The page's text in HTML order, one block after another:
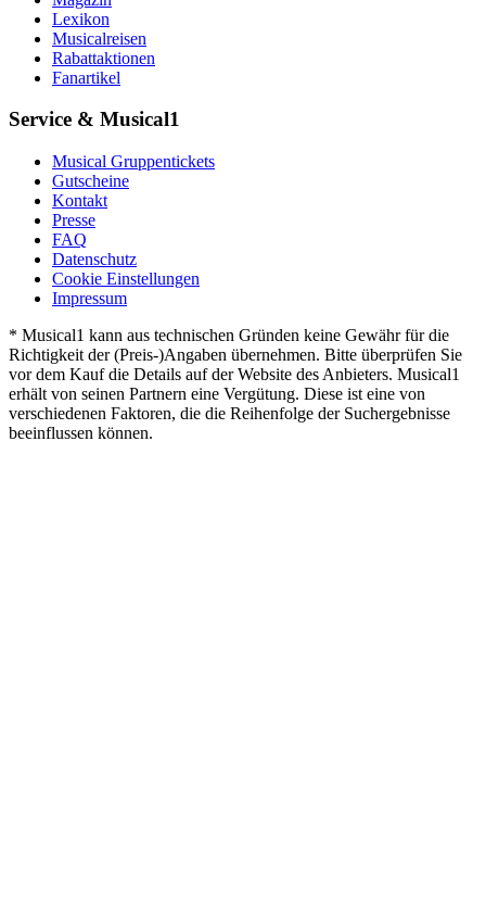
Lexikon
Musicalreisen
Rabattaktionen
Fanartikel
Service & Musical1
Musical Gruppentickets
Gutscheine
Kontakt
Presse
FAQ
Datenschutz
Cookie Einstellungen
Impressum
* Musical1 kann aus technischen Gründen keine Gewähr für die
Richtigkeit der (Preis-)Angaben übernehmen. Bitte überprüfen Sie
vor dem Kauf die Details auf der Website des Anbieters. Musical1
erhält von seinen Partnern eine Vergütung. Diese ist eine von
verschiedenen Faktoren, die die Reihenfolge der Suchergebnisse
beeinflussen können.